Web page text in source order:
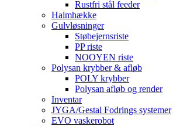
Rustfri stål feeder
Halmhække
Gulvløsninger
Støbejernsriste
PP riste
NOOYEN riste
Polysan krybber & afløb
POLY krybber
Polysan afløb og render
Inventar
JYGA/Gestal Fodrings systemer
EVO vaskerobot